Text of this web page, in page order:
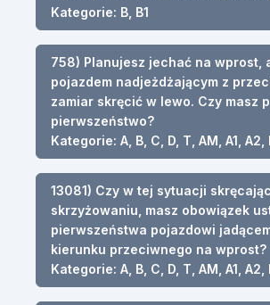
Kategorie: B, B1
758) Planujesz jechać na wprost,
pojazdem nadjeżdżającym z
zamiar skręcić w lewo. Czy masz
pierwszeństwo?
Kategorie: A, B, C, D, T, AM, A1, A2,
13081) Czy w tej sytuacji
skrzyżowaniu, masz obowiązek
pierwszeństwa pojazdowi
kierunku przeciwnego na wprost?
Kategorie: A, B, C, D, T, AM, A1, A2,